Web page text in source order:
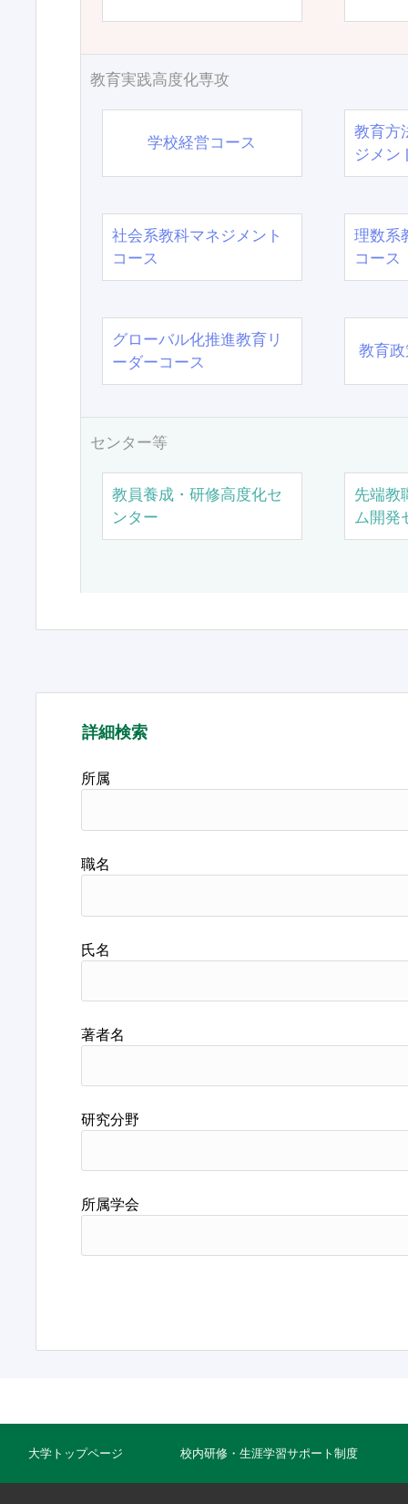
教育実践高度化専攻
学校経営コース
教育方
ジメン
社会系教科マネジメント
コース
理数系
コース
グローバル化推進教育リ
ーダーコース
教育
センター等
教員養成・研修高度化セ
ンター
先端教
ム開発
詳細検索
所属
職名
氏名
著者名
研究分野
所属学会
大学トップページ 校内研修・生涯学習サポート制度